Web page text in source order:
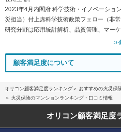
2023年4月内閣府 科学技術・イノベーショ
災担当）付上席科学技術政策フェロー（非常
研究分野は応用統計解析、品質管理、マーケ
≫
顧客満足度について
オリコン顧客満足度ランキング おすすめの火災保
火災保険のマンションランキング・口コミ情報
オリコン顧客満足度